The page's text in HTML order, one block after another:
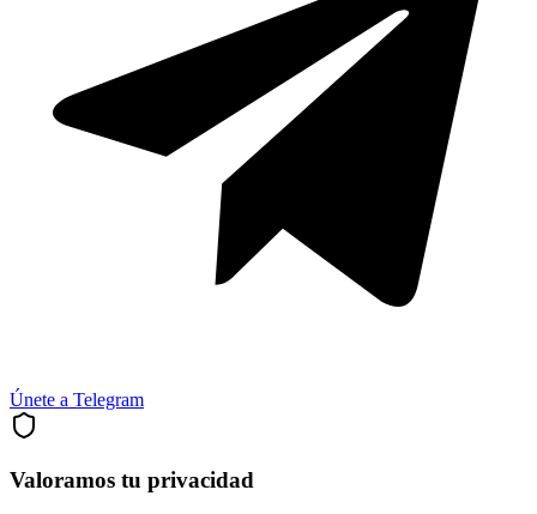
Únete a Telegram
Valoramos tu privacidad